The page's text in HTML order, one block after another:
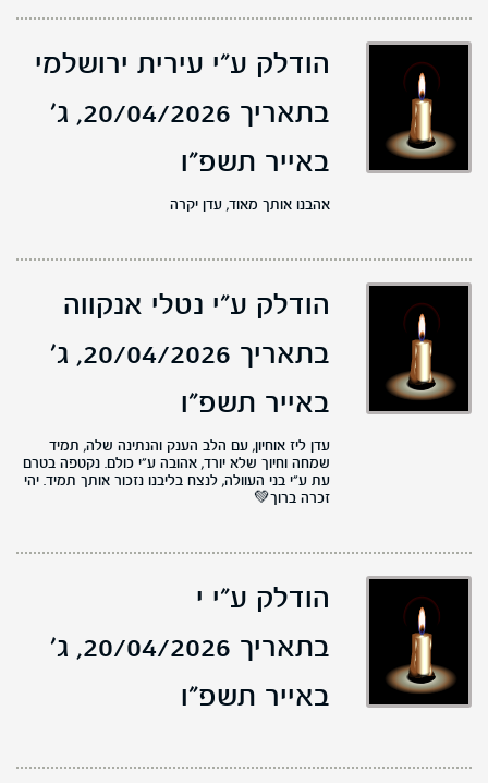
הודלק ע"י עירית ירושלמי
בתאריך 20/04/2026,
ג'
באייר תשפ"ו
אהבנו אותך מאוד, עדן יקרה
הודלק ע"י נטלי אנקווה
בתאריך 20/04/2026,
ג'
באייר תשפ"ו
עדן ליז אוחיון, עם הלב הענק והנתינה שלה, תמיד
שמחה וחיוך שלא יורד, אהובה ע״י כולם. נקטפה בטרם
עת ע״י בני העוולה, לנצח בליבנו נזכור אותך תמיד. יהי
זכרה ברוך💚
הודלק ע"י י
בתאריך 20/04/2026,
ג'
באייר תשפ"ו